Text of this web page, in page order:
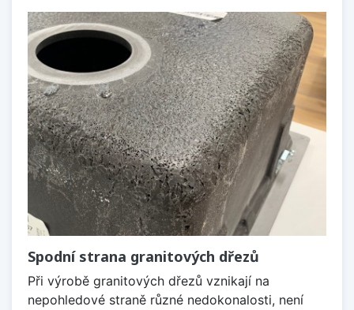
Spodní strana granitových dřezů
Při výrobě granitových dřezů vznikají na
nepohledové straně různé nedokonalosti, není